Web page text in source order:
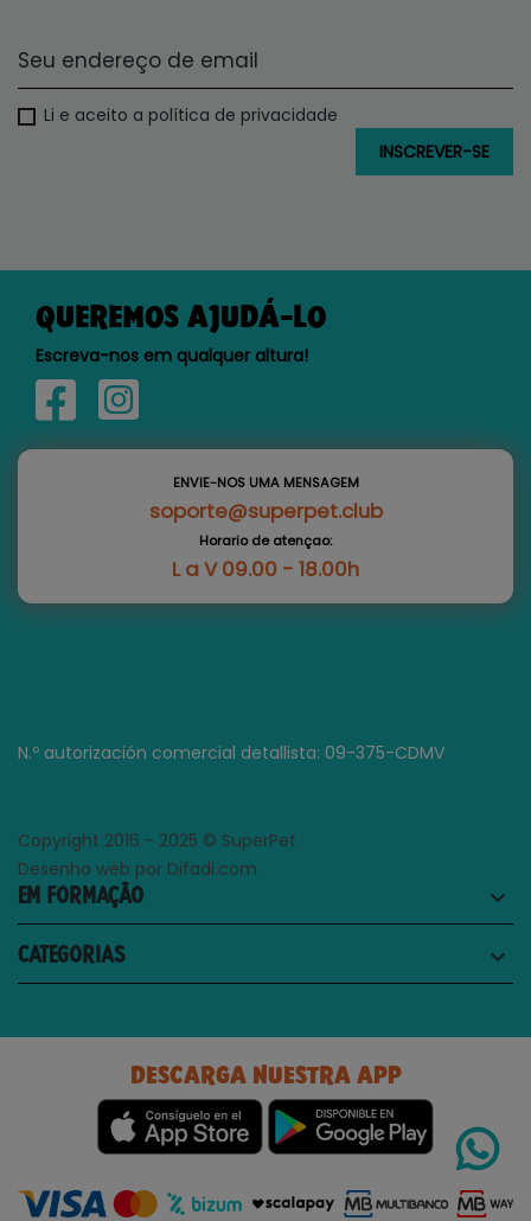
Li e aceito a política de privacidade
QUEREMOS AJUDÁ-LO
Escreva-nos em qualquer altura!
ENVIE-NOS UMA MENSAGEM
soporte@superpet.club
Horario de atençao:
L a V 09.00 - 18.00h
N.º autorización comercial detallista: 09-375-CDMV
Copyright 2016 - 2025 © SuperPet
Desenho web por Difadi.com
EM FORMAÇÃO keyboard_arrow_down
CATEGORIAS keyboard_arrow_down
DESCARGA NUESTRA APP